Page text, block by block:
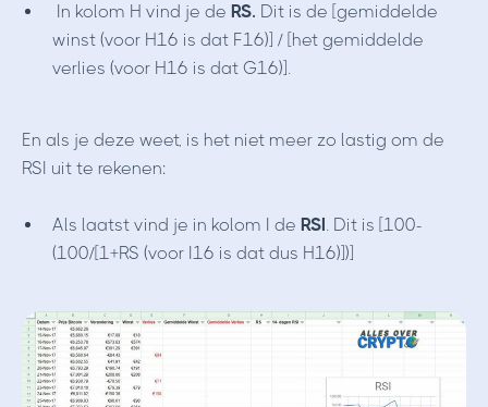
In kolom H vind je de RS. Dit is de [gemiddelde
winst (voor H16 is dat F16)] / [het gemiddelde
verlies (voor H16 is dat G16)].
En als je deze weet, is het niet meer zo lastig om de
RSI uit te rekenen:
Als laatst vind je in kolom I de RSI. Dit is [100-
(100/[1+RS (voor I16 is dat dus H16)])]